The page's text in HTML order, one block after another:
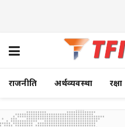
राजनीति अर्थव्यवस्था रक्षा